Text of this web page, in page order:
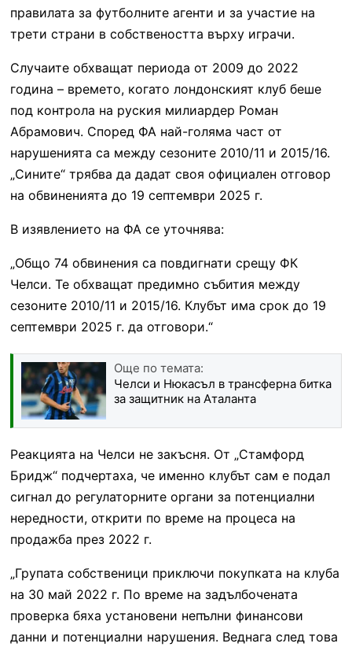
правилата за футболните агенти и за участие на
трети страни в собствеността върху играчи.
Случаите обхващат периода от 2009 до 2022
година – времето, когато лондонският клуб беше
под контрола на руския милиардер Роман
Абрамович. Според ФА най-голяма част от
нарушенията са между сезоните 2010/11 и 2015/16.
„Сините“ трябва да дадат своя официален отговор
на обвиненията до 19 септември 2025 г.
В изявлението на ФА се уточнява:
„Общо 74 обвинения са повдигнати срещу ФК
Челси. Те обхващат предимно събития между
сезоните 2010/11 и 2015/16. Клубът има срок до 19
септември 2025 г. да отговори.“
Още по темата:
Челси и Нюкасъл в трансферна битка
за защитник на Аталанта
Реакцията на Челси не закъсня. От „Стамфорд
Бридж“ подчертаха, че именно клубът сам е подал
сигнал до регулаторните органи за потенциални
нередности, открити по време на процеса на
продажба през 2022 г.
„Групата собственици приключи покупката на клуба
на 30 май 2022 г. По време на задълбочената
проверка бяха установени непълни финансови
данни и потенциални нарушения. Веднага след това